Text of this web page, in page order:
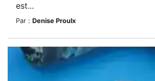
est...
Par : Denise Proulx